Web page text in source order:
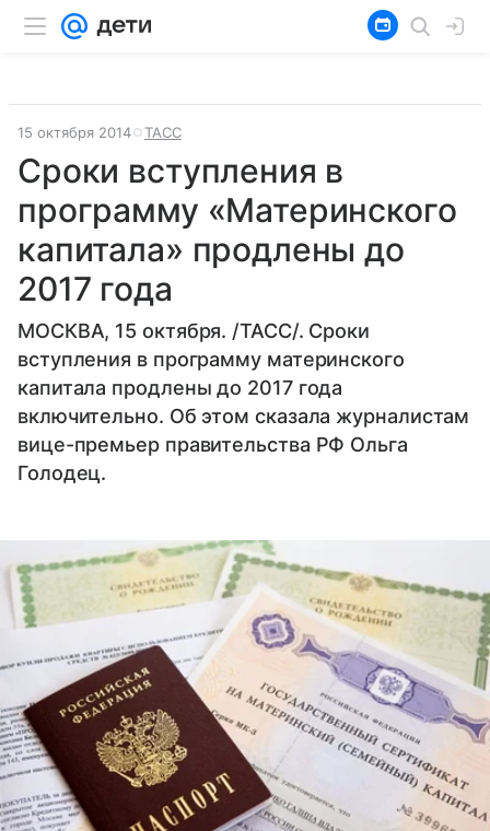
15 октября 2014 ТАСС
Сроки вступления в
программу «Материнского
капитала» продлены до
2017 года
МОСКВА, 15 октября. /ТАСС/. Сроки
вступления в программу материнского
капитала продлены до 2017 года
включительно. Об этом сказала журналистам
вице-премьер правительства РФ Ольга
Голодец.